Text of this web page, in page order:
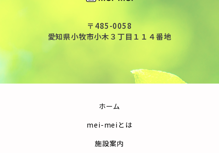
〒485-0058
愛知県小牧市小木３丁目１１４番地
ホーム
mei-meiとは
施設案内